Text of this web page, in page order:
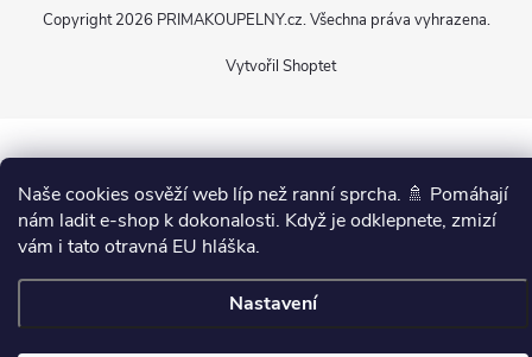
Naše cookies osvěží web líp než ranní sprcha. 🚿 Pomáhají
nám ladit e-shop k dokonalosti. Když je odklepnete, zmizí
vám i tato otravná EU hláška.
Nastavení
Vytvořil Shoptet
Copyright 2026 PRIMAKOUPELNY.cz. Všechna práva vyhrazena.